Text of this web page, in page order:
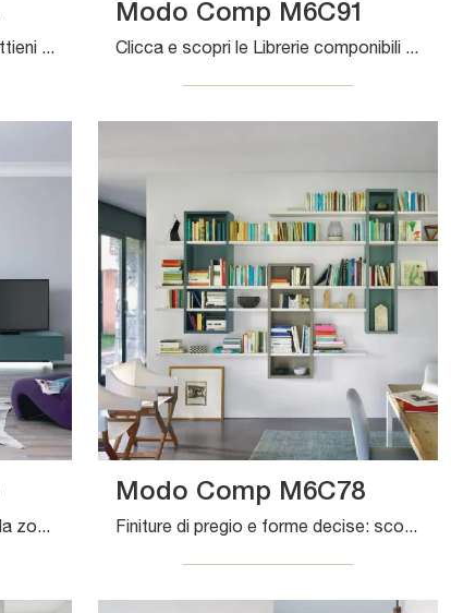
Vuoi rinnovare la zona giorno? Ottieni informazioni sulle librerie moderne divisorie e arreda i tuoi interni con il modello Modo Comp M6C93.
Modo Comp M6C91
Clicca e scopri le Librerie componibili moderne! Il modello Modo Comp M6C91 Sangiacomo saprà ultimare un living pratico e operativo.
Se desideri librerie sospese per la zona giorno, clicca e scopri le nostre soluzioni moderne: il modello Modo Comp M6C80 Sangiacomo ti attende!
Modo Comp M6C78
Finiture di pregio e forme decise: scopri la libreria Modo Comp M6C78 di Sangiacomo tra le più esclusive Librerie moderne sospese.